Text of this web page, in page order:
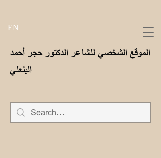
الموقع الشخصي للشاعر الدكتور حجر أحمد
البنعلي
EN